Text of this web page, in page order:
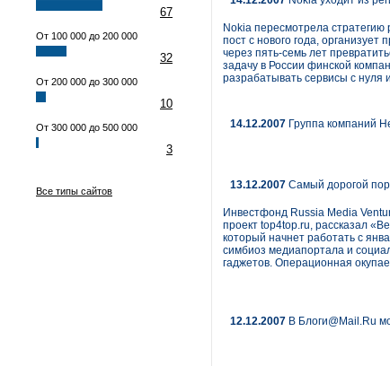
67
От 100 000 до 200 000
32
От 200 000 до 300 000
10
От 300 000 до 500 000
3
Все типы сайтов
Nokia пересмотрела стратегию
пост с нового года,
через пять-семь лет
задачу в России финской
разрабатывать сервисы с нуля
14.12.2007 Группа компаний
13.12.2007 Самый дорогой
Инвестфонд Russia Media
проект top4top.ru, рассказал
который начнет работать с
симбиоз медиапортала и
гаджетов. Операционная
12.12.2007 В Блоги@Mail.Ru